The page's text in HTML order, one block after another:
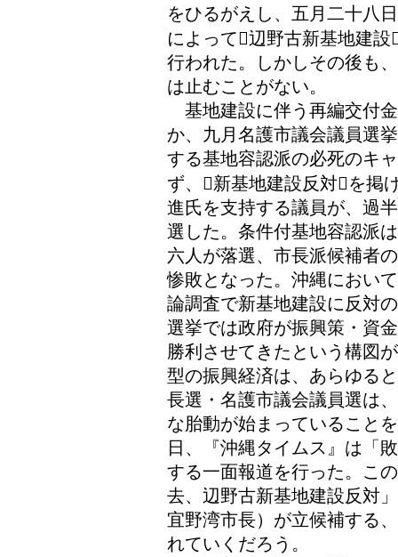
をひるがえし、五月二十八
によって辺野古新基地建
行われた。しかしその後も
は止むことがない。
基地建設に伴う再編交付
か、九月名護市議会議員選
する基地容認派の必死のキ
ず、新基地建設反対を掲
進氏を支持する議員が、過
選した。条件付基地容認派
六人が落選、市長派候補者
惨敗となった。沖縄におい
論調査で新基地建設に反対
選挙では政府が振興策・資
勝利させてきたという構図
型の振興経済は、あらゆる
長選・名護市議会議員選は
な胎動が始まっていること
日、『沖縄タイムス』は「
する一面報道を行った。こ
去、辺野古新基地建設反対
宜野湾市長）が立候補する
れていくだろう。